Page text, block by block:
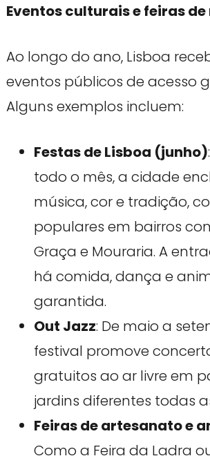
Eventos culturais e feiras de
Ao longo do ano, Lisboa
eventos públicos de acesso
Alguns exemplos incluem:
Festas de Lisboa (junho)
todo o mês, a cidade
música, cor e tradição,
populares em bairros
Graça e Mouraria. A
há comida, dança e
garantida.
Out Jazz: De maio a
festival promove
gratuitos ao ar livre em
jardins diferentes todas
Feiras de artesanato e
Como a Feira da Ladra